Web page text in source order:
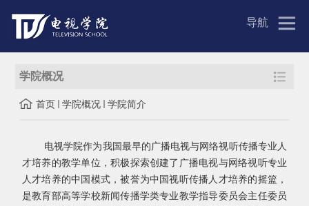
导航
学院概况
首页 学院概况 学院简介
电视学院作为我国最早的广播电视与网络视听传播专业人
才培养的教学单位，积极探索创建了广播电视与网络视听专业
人才培养的中国模式，被誉为中国视听传播人才培养的摇篮，
是教育部高等学校新闻传播学类专业教学指导委员会主任委员